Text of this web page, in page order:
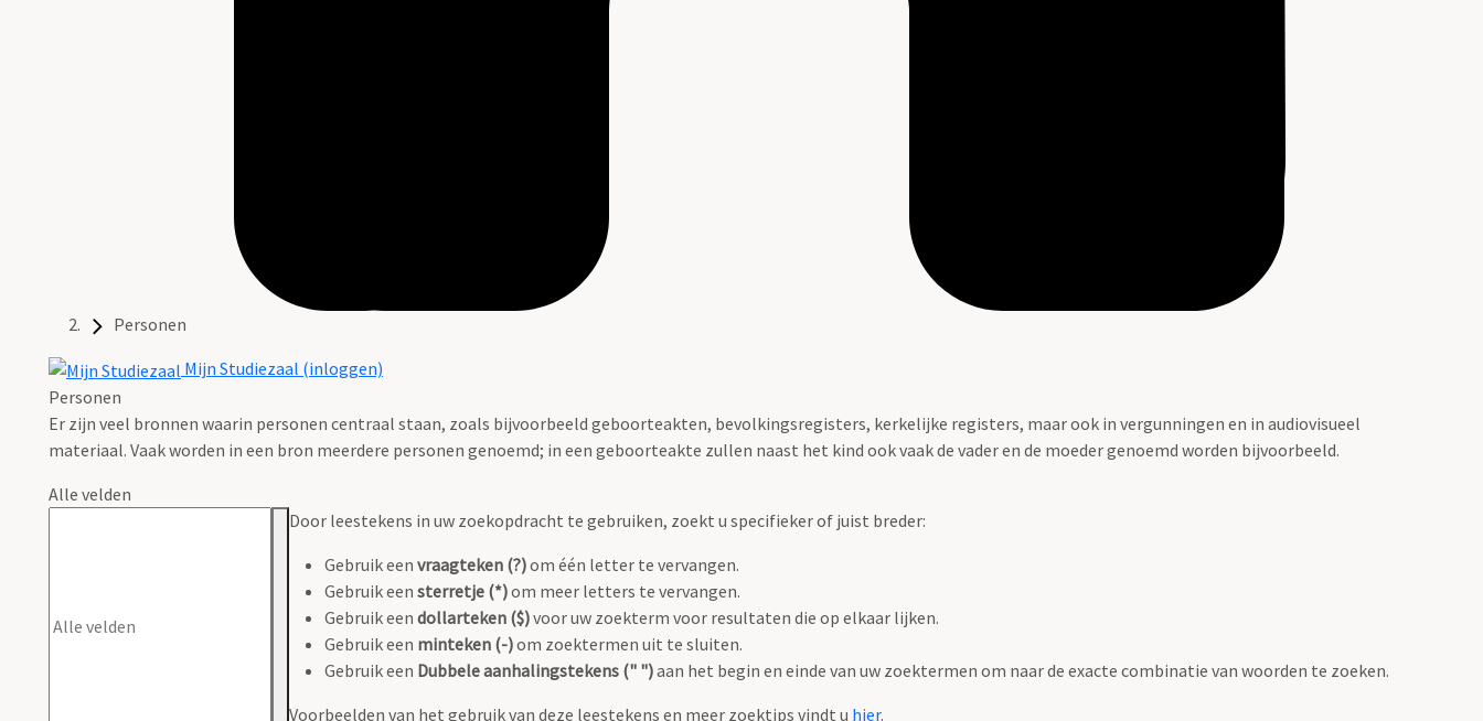
Personen
Mijn Studiezaal (inloggen)
Personen
Er zijn veel bronnen waarin personen centraal staan, zoals bijvoorbeeld geboorteakten, bevolkingsregisters, kerkelijke registers, maar ook in vergunningen en in audiovisueel
materiaal. Vaak worden in een bron meerdere personen genoemd; in een geboorteakte zullen naast het kind ook vaak de vader en de moeder genoemd worden bijvoorbeeld.
Alle velden
Door leestekens in uw zoekopdracht te gebruiken, zoekt u specifieker of juist breder:
Gebruik een vraagteken (?)om één letter te vervangen.
Gebruik een sterretje (*)om meer letters te vervangen.
Gebruik een dollarteken ($)voor uw zoekterm voor resultaten die op elkaar lijken.
Gebruik een minteken (-)om zoektermen uit te sluiten.
Gebruik een Dubbele aanhalingstekens (" ")aan het begin en einde van uw zoektermen om naar de exacte combinatie van woorden te zoeken.
Voorbeelden van het gebruik van deze leestekens en meer zoektips vindt u hier.